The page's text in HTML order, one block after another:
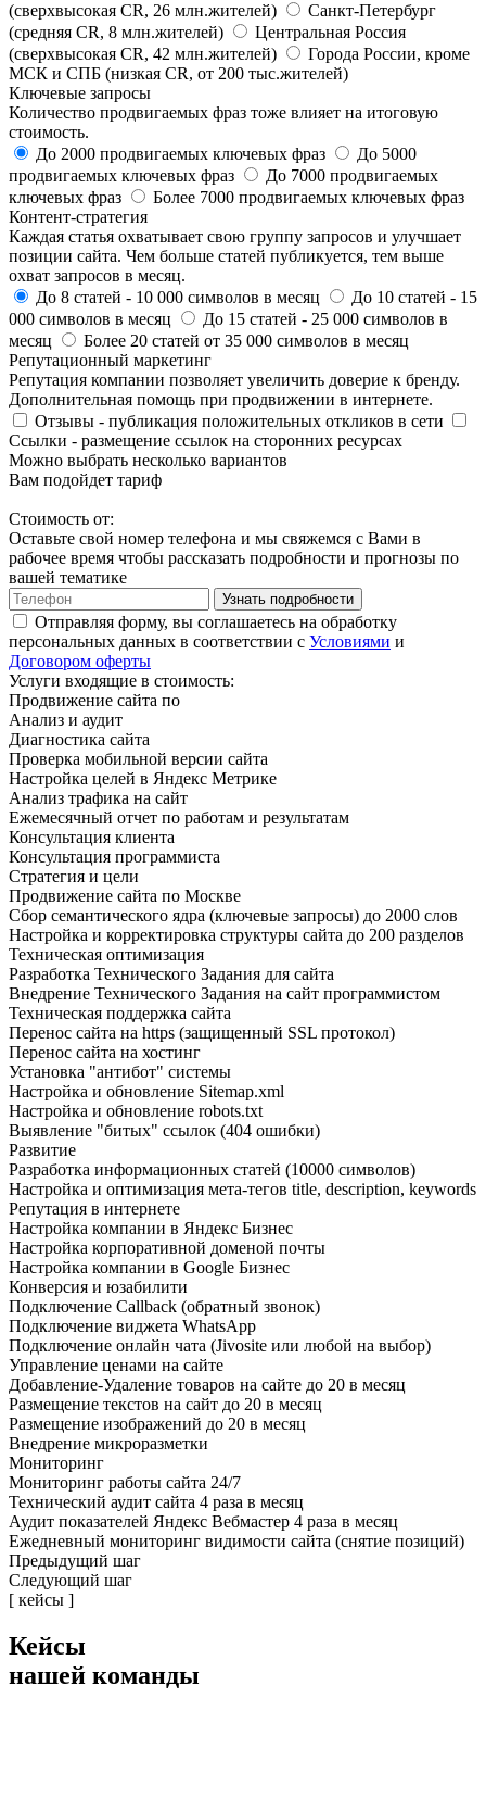
(сверхвысокая CR, 26 млн.жителей)
Санкт-Петербург
(средняя CR, 8 млн.жителей)
Центральная Россия
(сверхвысокая CR, 42 млн.жителей)
Города России, кроме
МСК и СПБ (низкая CR, от 200 тыс.жителей)
Ключевые запросы
Количество продвигаемых фраз тоже влияет на итоговую
стоимость.
До 2000 продвигаемых ключевых фраз
До 5000
продвигаемых ключевых фраз
До 7000 продвигаемых
ключевых фраз
Более 7000 продвигаемых ключевых фраз
Контент-стратегия
Каждая статья охватывает свою группу запросов и улучшает
позиции сайта. Чем больше статей публикуется, тем выше
охват запросов в месяц.
До 8 статей - 10 000 символов в месяц До 10 статей - 15
000 символов в месяц
До 15 статей - 25 000 символов в
месяц
Более 20 статей от 35 000 символов в месяц
Репутационный маркетинг
Репутация компании позволяет увеличить доверие к бренду.
Дополнительная помощь при продвижении в интернете.
Отзывы - публикация положительных откликов в сети
Ссылки - размещение ссылок на сторонних ресурсах
Можно выбрать несколько вариантов
Вам подойдет тариф
Стоимость от:
Оставьте свой номер телефона и мы свяжемся с Вами в
рабочее время чтобы рассказать подробности и прогнозы по
вашей тематике
Узнать подробности
Отправляя форму, вы соглашаетесь на обработку
персональных данных в соответствии с Условиями и
Договором оферты
Услуги входящие в стоимость:
Продвижение сайта по
Анализ и аудит
Диагностика сайта
Проверка мобильной версии сайта
Настройка целей в Яндекс Метрике
Анализ трафика на сайт
Ежемесячный отчет по работам и результатам
Консультация клиента
Консультация программиста
Стратегия и цели
Продвижение сайта по Москве
Сбор семантического ядра (ключевые запросы) до 2000 слов
Настройка и корректировка структуры сайта до 200 разделов
Техническая оптимизация
Разработка Технического Задания для сайта
Внедрение Технического Задания на сайт программистом
Техническая поддержка сайта
Перенос сайта на https (защищенный SSL протокол)
Перенос сайта на хостинг
Установка "антибот" системы
Настройка и обновление Sitemap.xml
Настройка и обновление robots.txt
Выявление "битых" ссылок (404 ошибки)
Развитие
Разработка информационных статей (10000 символов)
Настройка и оптимизация мета-тегов title, description, keywords
Репутация в интернете
Настройка компании в Яндекс Бизнес
Настройка корпоративной доменой почты
Настройка компании в Google Бизнес
Конверсия и юзабилити
Подключение Callback (обратный звонок)
Подключение виджета WhatsApp
Подключение онлайн чата (Jivosite или любой на выбор)
Управление ценами на сайте
Добавление-Удаление товаров на сайте до 20 в месяц
Размещение текстов на сайт до 20 в месяц
Размещение изображений до 20 в месяц
Внедрение микроразметки
Мониторинг
Мониторинг работы сайта 24/7
Технический аудит сайта 4 раза в месяц
Аудит показателей Яндекс Вебмастер 4 раза в месяц
Ежедневный мониторинг видимости сайта (снятие позиций)
Предыдущий шаг
Следующий шаг
[ кейсы ]
Кейсы
нашей команды